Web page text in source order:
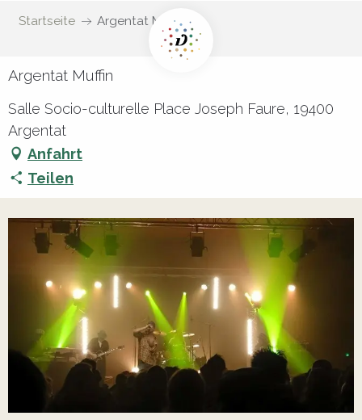
Startseite Argentat Muffin
Argentat Muffin
Salle Socio-culturelle Place Joseph Faure, 19400
Argentat
Anfahrt
Teilen